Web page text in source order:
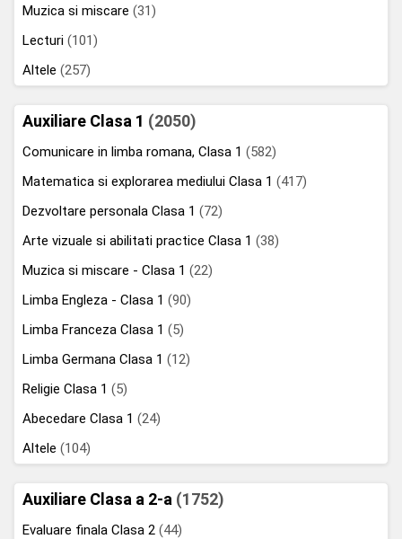
Muzica si miscare (31)
Lecturi (101)
Altele (257)
Auxiliare Clasa 1 (2050)
Comunicare in limba romana, Clasa 1 (582)
Matematica si explorarea mediului Clasa 1 (417)
Dezvoltare personala Clasa 1 (72)
Arte vizuale si abilitati practice Clasa 1 (38)
Muzica si miscare - Clasa 1 (22)
Limba Engleza - Clasa 1 (90)
Limba Franceza Clasa 1 (5)
Limba Germana Clasa 1 (12)
Religie Clasa 1 (5)
Abecedare Clasa 1 (24)
Altele (104)
Auxiliare Clasa a 2-a (1752)
Evaluare finala Clasa 2 (44)